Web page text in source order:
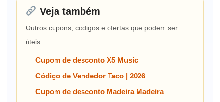
Veja também
Outros cupons, códigos e ofertas que podem ser
úteis:
Cupom de desconto X5 Music
Código de Vendedor Taco | 2026
Cupom de desconto Madeira Madeira